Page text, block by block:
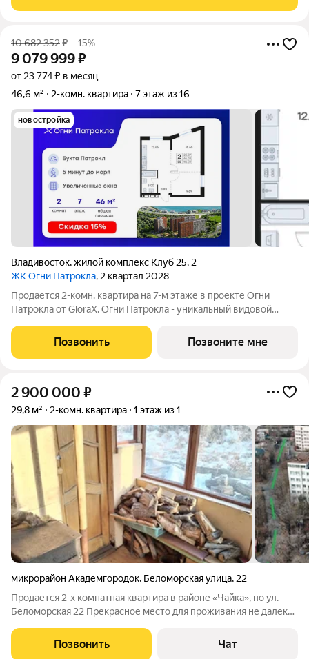
Владивостока. Основные характеристики: Общая
10 682 352₽ –15%
9 079 999₽
от 23 774 ₽ в месяц
46,6 м²
2-комн. квартира 7 этаж из 16
новостройка
Владивосток,жилой комплекс Клуб 25, 2
ЖК Огни Патрокла, 2 квартал 2028
Продается 2-комн. квартира на 7-м этаже в проекте Огни
Патрокла от GloraX. Огни Патрокла - уникальный видовой
Владивостока. Общая площадь лота составляет 46,59 кв. м, из
которых 25,37 кв. м
Позвонить Позвоните мне
2 900 000 ₽
29,8 м² 2-комн. квартира 1 этаж из 1
микрорайон Академгородок, Беломорская улица, 22
Продается 2-х комнатная квартира в районе «Чайка», по ул.
Беломорская 22 Прекрасное место для проживания не далеко
доступности остановка электрички 5 минут, рядом пляж
«Чайка», до автобуса 15
Позвонить Чат